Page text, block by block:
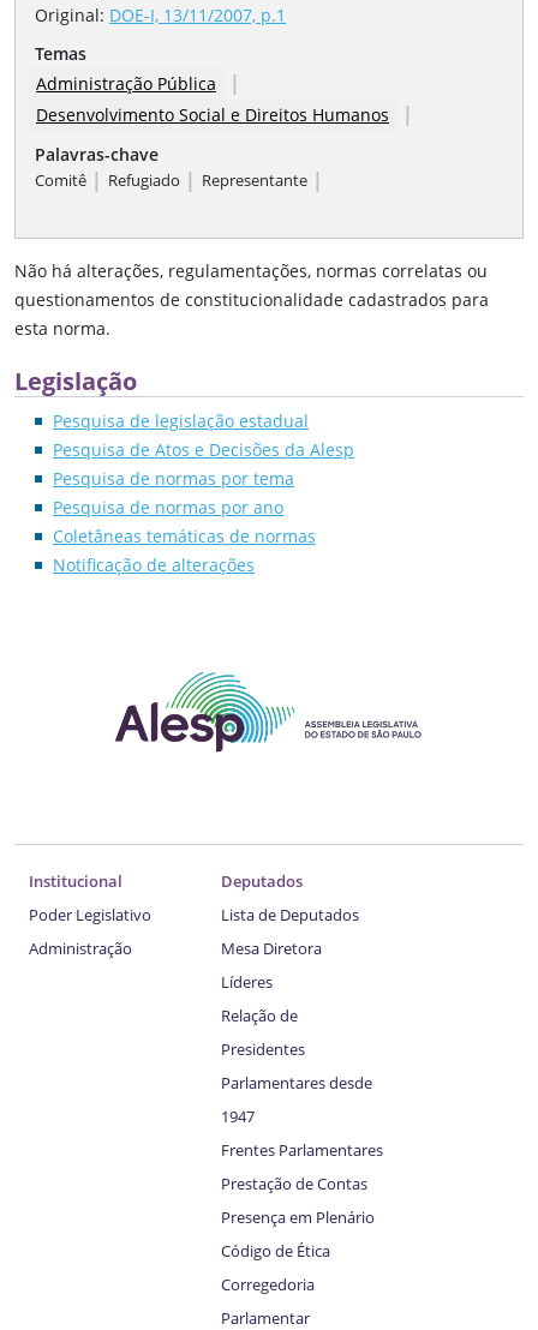
Original: DOE-I, 13/11/2007, p.1
Temas
Administração Pública
|
Desenvolvimento Social e Direitos Humanos |
Palavras-chave
Comitê | Refugiado | Representante |
Não há alterações, regulamentações, normas correlatas ou
questionamentos de constitucionalidade cadastrados para
esta norma.
Legislação
Pesquisa de legislação estadual
Pesquisa de Atos e Decisões da Alesp
Pesquisa de normas por tema
Pesquisa de normas por ano
Coletâneas temáticas de normas
Notificação de alterações
Institucional
Poder Legislativo
Administração
Deputados
Lista de Deputados
Mesa Diretora
Líderes
Relação de
Presidentes
Parlamentares desde
1947
Frentes Parlamentares
Prestação de Contas
Presença em Plenário
Código de Ética
Corregedoria
Parlamentar